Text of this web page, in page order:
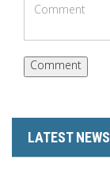
LATEST NEWS